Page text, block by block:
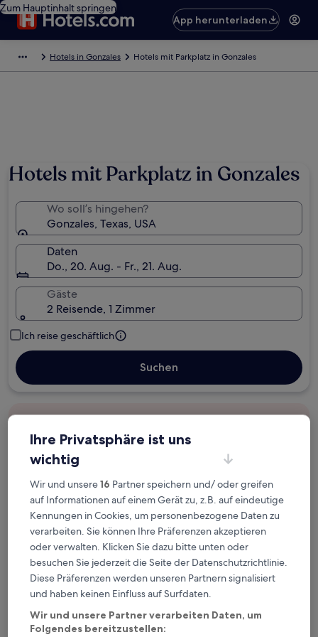
Zum Hauptinhalt springen
App herunterladen
Hotels in Gonzales Hotels mit Parkplatz in Gonzales
Hotels mit Parkplatz in Gonzales
Wo soll’s hingehen?
Gonzales, Texas, USA
Daten
Do., 20. Aug. - Fr., 21. Aug.
Gäste
2 Reisende, 1 Zimmer
Ich reise geschäftlich
Suchen
Planänderungen
wahrgenommene Übernachtung
Mehr sparen mit Preisen für Mitglieder
Überprüfe die Preise für diese Daten
Heute
6. Aug. - 7. Aug.
Morgen
Ihre Privatsphäre ist uns
wichtig
Wir und unsere16 Partner speichern und/ oder greifen
auf Informationen auf einem Gerät zu, z.B. auf eindeutige
Kennungen in Cookies, um personenbezogene Daten zu
verarbeiten. Sie können Ihre Präferenzen akzeptieren
oder verwalten. Klicken Sie dazu bitte unten oder
besuchen Sie jederzeit die Seite der Datenschutzrichtlinie.
Diese Präferenzen werden unseren Partnern signalisiert
und haben keinen Einfluss auf Surfdaten.
Wir und unsere Partner verarbeiten Daten, um
Folgendes bereitzustellen: